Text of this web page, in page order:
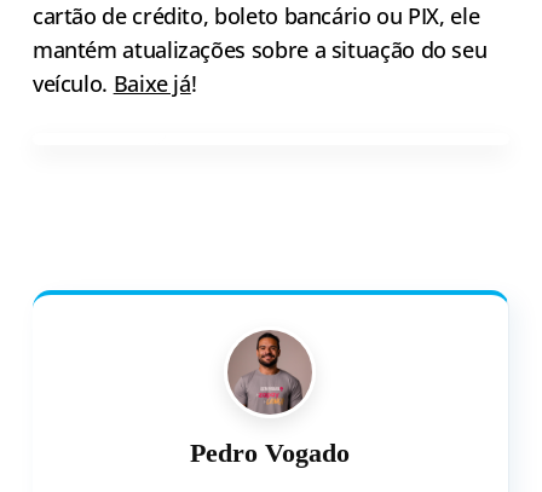
cartão de crédito, boleto bancário ou PIX, ele
mantém atualizações sobre a situação do seu
veículo. Baixe já!
Pedro Vogado